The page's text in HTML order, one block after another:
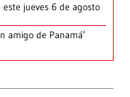
jueves 6 de agosto
amigo de Panamá’